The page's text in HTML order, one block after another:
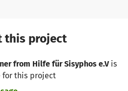
this project
from Hilfe für Sisyphos e.Vis
for this project